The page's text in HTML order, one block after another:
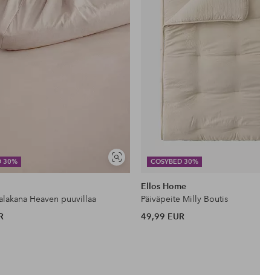
30%
Näytä
samankaltaisia
Heaven puuvillaa
COSYBED 30%
Ellos Home
Päiväpeite Milly Boutis
49,99 EUR